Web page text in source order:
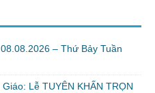
– Thứ Bảy Tuần
Lễ TUYÊN KHẤN TRỌN